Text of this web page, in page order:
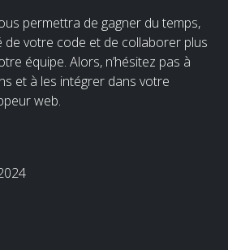
permettra de gagner du temps,
de votre code et de collaborer plus
équipe. Alors, n’hésitez pas à
et à les intégrer dans votre
web.